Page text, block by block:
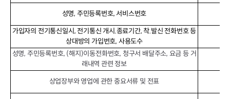
성명, 주민등록번호, 서비스번호
가입자의 전기통신일시, 전기통신 개시.종료기간, 착.발신 전화번호 등
상대방의 가입번호, 사용도수
성명, 주민등록번호, (해지)이동전화번호, 청구서 배달주소, 요금 등 거
래내역 관련 정보
상업장부와 영업에 관한 중요서류 및 전표